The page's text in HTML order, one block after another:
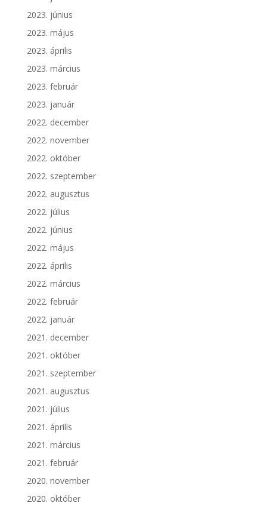
2023. június
2023. május
2023. április
2023. március
2023. február
2023. január
2022. december
2022. november
2022. október
2022. szeptember
2022. augusztus
2022. július
2022. június
2022. május
2022. április
2022. március
2022. február
2022. január
2021. december
2021. október
2021. szeptember
2021. augusztus
2021. július
2021. április
2021. március
2021. február
2020. november
2020. október